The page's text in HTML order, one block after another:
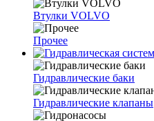
Втулки VOLVO
Прочее
Гидравлические баки
Гидравлические клапаны